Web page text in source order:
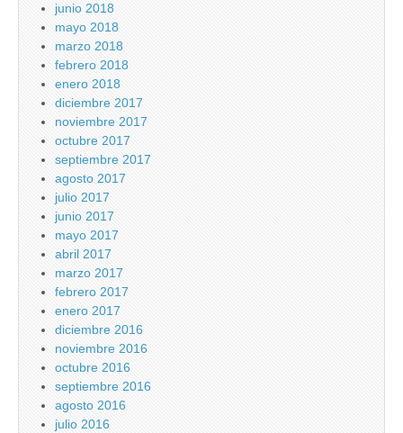
junio 2018
mayo 2018
marzo 2018
febrero 2018
enero 2018
diciembre 2017
noviembre 2017
octubre 2017
septiembre 2017
agosto 2017
julio 2017
junio 2017
mayo 2017
abril 2017
marzo 2017
febrero 2017
enero 2017
diciembre 2016
noviembre 2016
octubre 2016
septiembre 2016
agosto 2016
julio 2016